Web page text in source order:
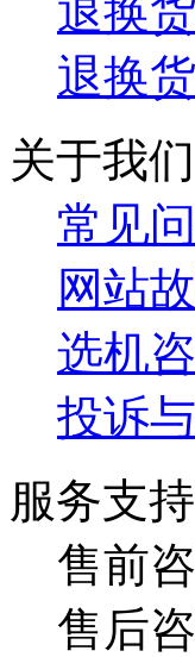
退换
退换
关于我们
常见
网站
选机
投诉
服务支持
售前
售后